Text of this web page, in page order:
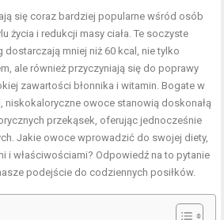
się coraz bardziej popularne wśród osób
życia i redukcji masy ciała. Te soczyste
dostarczają mniej niż 60 kcal, nie tylko
ale również przyczyniają się do poprawy
zawartości błonnika i witamin. Bogate w
niskokaloryczne owoce stanowią doskonałą
przekąsek, oferując jednocześnie
Jakie owoce wprowadzić do swojej diety,
i właściwościami? Odpowiedź na to pytanie
podejście do codziennych posiłków.